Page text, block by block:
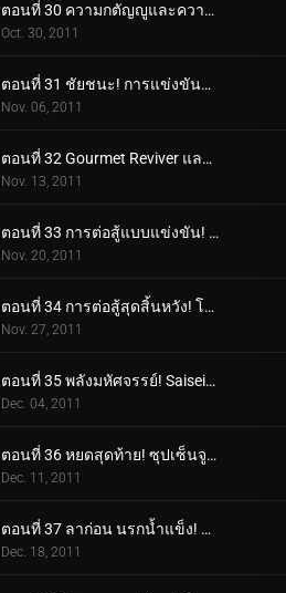
ตอนที่ 30 ความกตัญญูและความภาคภูมิใจ! ช็อตเกลียวเต็มแรงของทาคิมารุ!
Oct. 30, 2011
ตอนที่ 31 ชัยชนะ! การแข่งขันและการโจมตีอย่างสิ้นหวังของทาคิมารุ
Nov. 06, 2011
ตอนที่ 32 Gourmet Reviver และตำแหน่งของซุปในตำนาน!
Nov. 13, 2011
ตอนที่ 33 การต่อสู้แบบแข่งขัน! โทริโกะ ปะทะ ทอมมี่ร็อด ผู้ดุเดือด!
Nov. 20, 2011
ตอนที่ 34 การต่อสู้สุดสิ้นหวัง! โหมดจริงจังระเบิดของ Tommyrod!
Nov. 27, 2011
ตอนที่ 35 พลังมหัศจรรย์! Saiseiya Teppei เข้าร่วมการต่อสู้!
Dec. 04, 2011
ตอนที่ 36 หยดสุดท้าย! ซุปเซ็นจูรี่จะตกไปอยู่ในมือใคร?
Dec. 11, 2011
ตอนที่ 37 ลาก่อน นรกน้ำแข็ง! พลังที่ซ่อนอยู่ของย่าเซทสึ!
Dec. 18, 2011